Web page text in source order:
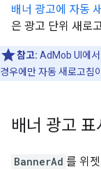
배너 광고에 자동
은 광고 단위 새로
참고: AdMob UI에서
경우에만 자동 새로고침
배너 광고 표
BannerAd 를 위